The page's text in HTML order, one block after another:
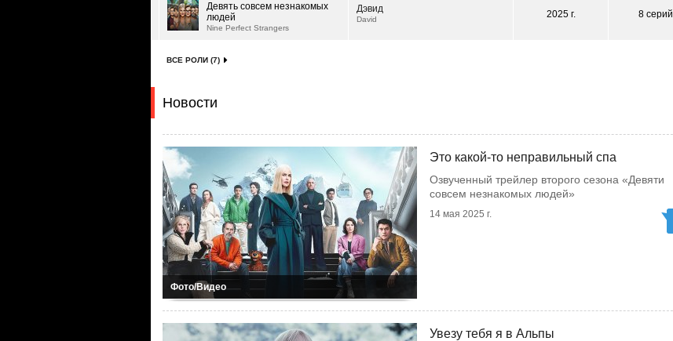
Девять совсем незнакомых
людей
Nine Perfect Strangers
Дэвид
David 2025 г. 8 серий
ВСЕ РОЛИ (7)
Новости
Фото/Видео
Это какой-то неправильный спа
Озвученный трейлер второго сезона «Девяти
совсем незнакомых людей»
14 мая 2025 г.
Увезу тебя я в Альпы